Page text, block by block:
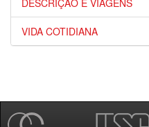
DESCRIÇÃO E VIAGENS
VIDA COTIDIANA